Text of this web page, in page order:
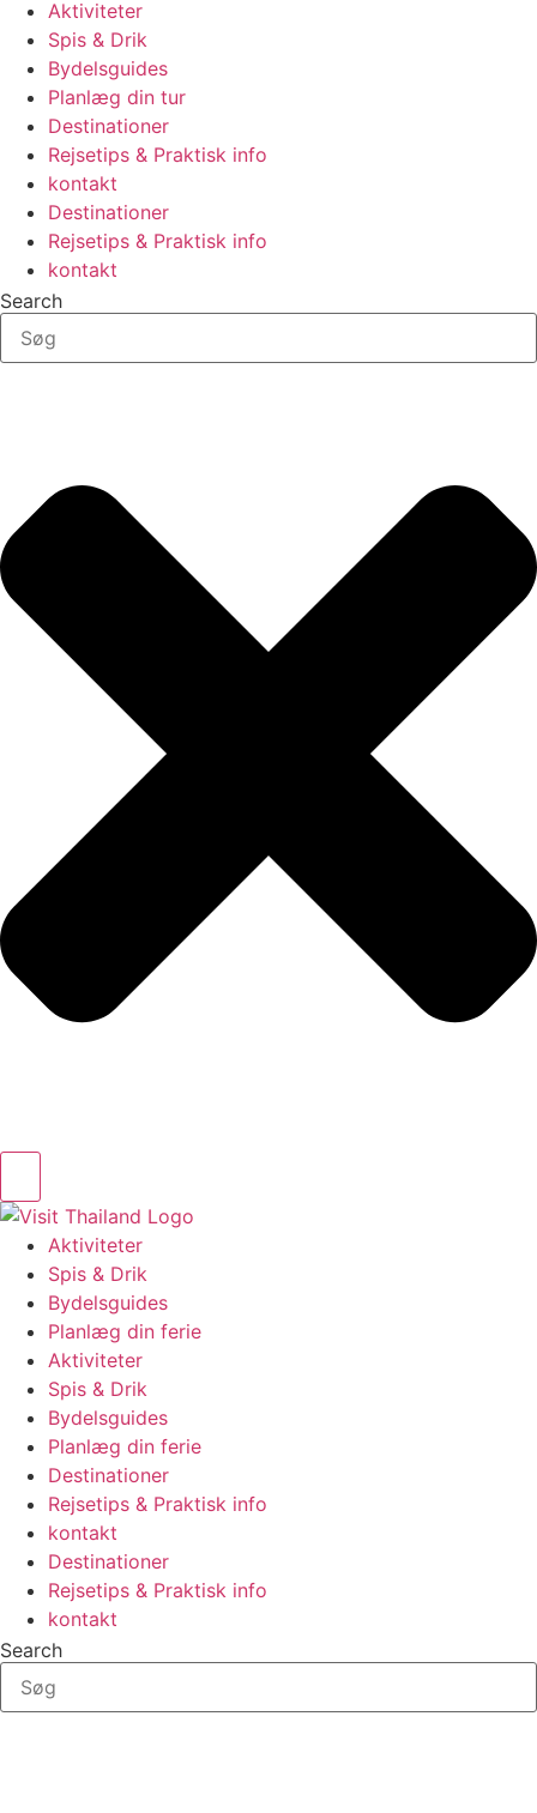
Aktiviteter
Spis & Drik
Bydelsguides
Planlæg din tur
Destinationer
Rejsetips & Praktisk info
kontakt
Destinationer
Rejsetips & Praktisk info
kontakt
Search
Aktiviteter
Spis & Drik
Bydelsguides
Planlæg din ferie
Aktiviteter
Spis & Drik
Bydelsguides
Planlæg din ferie
Destinationer
Rejsetips & Praktisk info
kontakt
Destinationer
Rejsetips & Praktisk info
kontakt
Search